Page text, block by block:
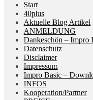
Start
40plus
Aktuelle Blog Artikel
ANMELDUNG
Dankeschön – Impro
Datenschutz
Disclaimer
Impressum
Impro Basic –
INFOS
Kooperation/Partner